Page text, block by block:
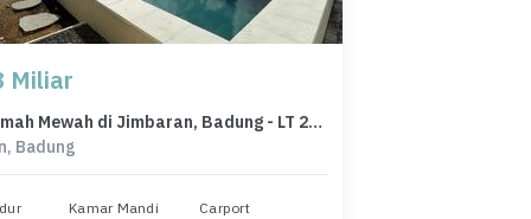
Miliar
Dijual rumah Mewah di Jimbaran, Badung - LT 200m²
Badung
Kamar Mandi Carport